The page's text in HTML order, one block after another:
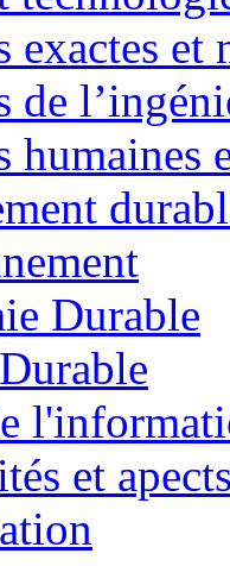
exactes et
de
humaines
Durable
et